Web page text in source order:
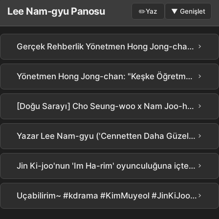
Lee Nam-gyu Panosu ✏️Yaz ▼ Genişlet
Gerçek Rehberlik Yönetmen Hong Jong-chan: "Kim Mu-yeol sabrı ve özenli davranışı ile acemilerin bile parlamasını sağladı"… 3 günde küresel 1 numara olmanın sırrı ›
Yönetmen Hong Jong-chan: "Keşke Öğretmen Hakları Koruma Bürosu gerçek hayatta var olsaydı" | Netflix [Chamgyoyuk] Yapım Tanıtımı | Teach You a Lesson | Netflix ›
[Doğu Sarayı] Cho Seung-woo x Nam Joo-hyuk ortalığı yıktı.. Tüyler ürpertici detaylarㄷㄷ Netflix yeni yapımı [Doğu Sarayı] tanıtımının detaylı analizi! Bunda ilginç olan her şey var, değil mi??? #the east palace #netflix ›
Yazar Lee Nam-gyu ('Cennetten Daha Güzel'), Im Sang-choon ('Poksak') kadar merakla beklenen bir hikaye anlatıcısı ›
Jin Ki-joo'nun 'Im Ha-rim' oyunculuğuna içten bağlı kamera arkası #GerçekDers ›
Uçabilirim~ #kdrama #KimMuyeol #JinKiJoo #PyoJiHoon #LeeSungMin #GerçekEğitimDraması #Netflix ›